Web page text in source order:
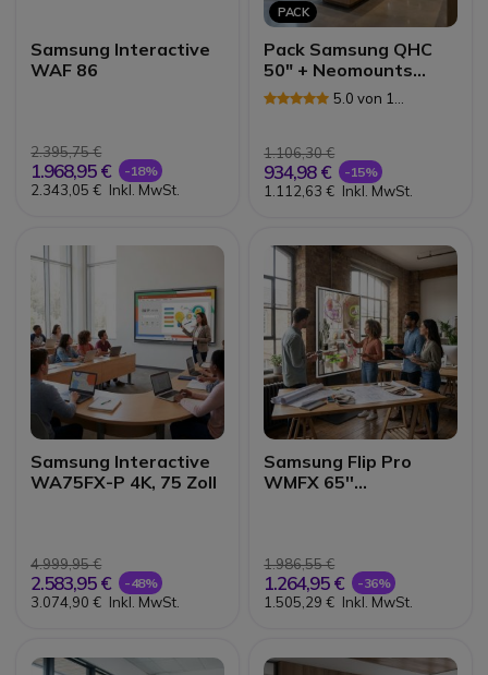
Samsung Interactive
WAF 86
2.395,75 €
1.968,95 € -18%
2.343,05 € Inkl. MwSt.
PACK
Pack Samsung QHC
50" + Neomounts
FPMA-C340BLACK
5.0 von 1
1.106,30 €
934,98 € -15%
1.112,63 € Inkl. MwSt.
Samsung Interactive
WA75FX-P 4K, 75 Zoll
4.999,95 €
2.583,95 € -48%
3.074,90 € Inkl. MwSt.
Samsung Flip Pro
WMFX 65''
1.986,55 €
1.264,95 € -36%
1.505,29 € Inkl. MwSt.